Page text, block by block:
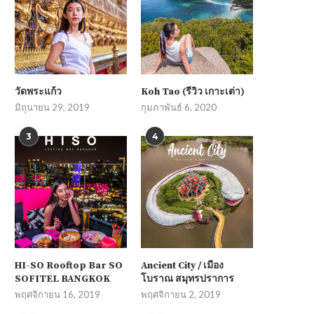
วัดพระแก้ว
มิถุนายน 29, 2019
Koh Tao (รีวิว เกาะเต่า)
กุมภาพันธ์ 6, 2020
3
HI-SO Rooftop Bar SO
SOFITEL BANGKOK
พฤศจิกายน 16, 2019
4
Ancient City / เมือง
โบราณ สมุทรปราการ
พฤศจิกายน 2, 2019